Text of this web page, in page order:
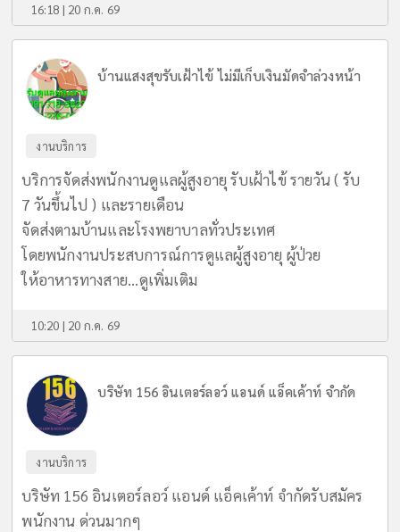
16:18 | 20 ก.ค. 69
บ้านแสงสุขรับเฝ้าไข้ ไม่มีเก็บเงินมัดจำล่วงหน้า
งานบริการ
บริการจัดส่งพนักงานดูแลผู้สูงอายุ รับเฝ้าไข้ รายวัน ( รับ
7 วันขึ้นไป ) และรายเดือน
จัดส่งตามบ้านและโรงพยาบาลทั่วประเทศ
โดยพนักงานประสบการณ์การดูแลผู้สูงอายุ ผู้ป่วย
ให้อาหารทางสาย...ดูเพิ่มเติม
10:20 | 20 ก.ค. 69
บริษัท 156 อินเตอร์ลอว์ แอนด์ แอ็คเค้าท์ จำกัด
งานบริการ
บริษัท 156 อินเตอร์ลอว์ แอนด์ แอ็คเค้าท์ จำกัดรับสมัคร
พนักงาน ด่วนมากๆ